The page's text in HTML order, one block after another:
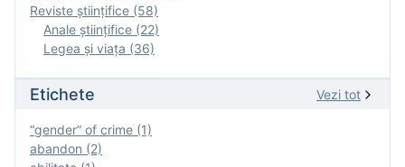
Reviste ştiinţifice (58)
Anale ştiinţifice (22)
Legea şi viaţa (36)
Etichete Vezi tot
“gender” of crime (1)
abandon (2)